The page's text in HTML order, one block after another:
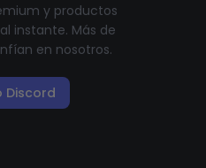
y productos
instante. Más de
en nosotros.
Discord